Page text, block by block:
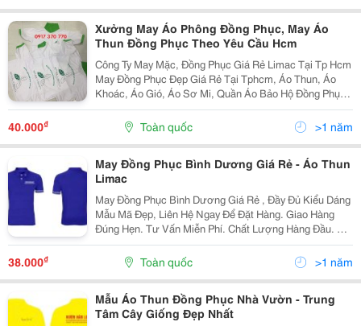
Xưởng May Áo Phông Đồng Phục, May Áo
Thun Đồng Phục Theo Yêu Cầu Hcm
Công Ty May Mặc, Đồng Phục Giá Rẻ Limac Tại Tp Hcm
May Đồng Phục Đẹp Giá Rẻ Tại Tphcm, Áo Thun, Áo
Khoác, Áo Gió, Áo Sơ Mi, Quần Áo Bảo Hộ Đồng Phục
Giá Rẻ Hcm May Đồng Phục Công Sở, Đồng Phục Công
Sở Đẹp, May Đồng Phục Công Ty, Đồng Phục Đẹp,
Xưởng
40.000₫ Toàn quốc >1 năm
May Đồng Phục Bình Dương Giá Rẻ - Áo Thun
Limac
May Đồng Phục Bình Dương Giá Rẻ , Đầy Đủ Kiểu Dáng
Mẫu Mã Đẹp, Liên Hệ Ngay Để Đặt Hàng. Giao Hàng
Đúng Hẹn. Tư Vấn Miễn Phí. Chất Lượng Hàng Đầu. Giá
Cả Cạnh Tranh. Dịch Vụ: May Đồng Phục Công Nhân,
May Đồng Phục Công Sở, May Đồng Phục Học Sinh.
38.000₫ Toàn quốc >1 năm
Mẫu Áo Thun Đồng Phục Nhà Vườn - Trung
Tâm Cây Giống Đẹp Nhất